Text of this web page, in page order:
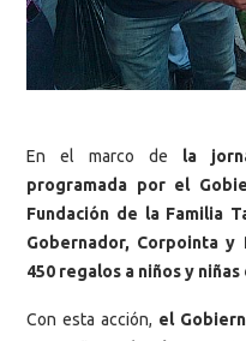
En el marco de la
programada por el
Fundación de la Familia
Gobernador, Corpointa
450 regalos a niños y
Con esta acción, el